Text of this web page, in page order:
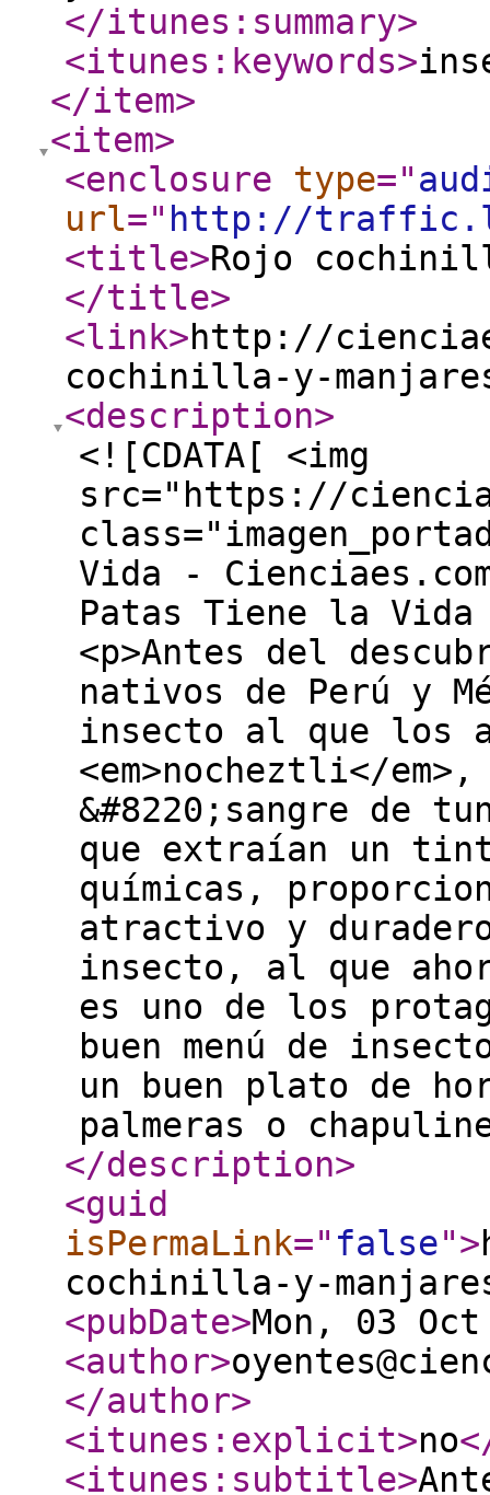
</itunes:summary>
<itunes:keywords>
</item>
<item>
<enclosure
type="
url=" http://
<title>Rojo
</title>
<link>http://
cochinilla-y-
<description>
<![CDATA[ <img
src="https://
Vida -
Patas Tiene la
<p>Antes del
nativos de Perú y
insecto al que los
<em>nocheztli</
&#8220;sangre de
que extraían un
químicas,
atractivo y
insecto, al que
es uno de los
buen menú de
un buen plato de
palmeras o
</description>
<guid
isPermaLink=" false">
cochinilla-y-
<pubDate>Mon, 03 Oct
<author>
</author>
<itunes:explicit>no
<itunes:subtitle>